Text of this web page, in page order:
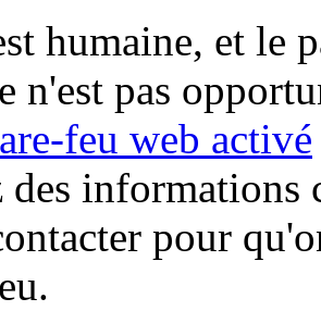
humaine, et le
n'est pas
feu web activé
des informations
pour